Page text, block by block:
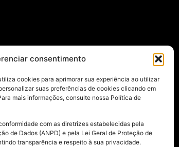
consentimento
cookies para aprimorar sua experiência ao utilizar
suas preferências de cookies clicando em
mais informações, consulte nossa Política de
com as diretrizes estabelecidas pela
de Dados (ANPD) e pela Lei Geral de Proteção de
transparência e respeito à sua privacidade.